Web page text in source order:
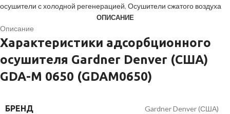
осушители с холодной регенерацией, Осушители сжатого воздуха
ОПИСАНИЕ
Описание
Характеристики адсорбционного
осушителя Gardner Denver (США)
GDA-M 0650 (GDAM0650)
БРЕНД Gardner Denver (США)